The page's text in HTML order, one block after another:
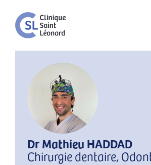
Dr Mathieu HADDAD
Chirurgie dentaire,